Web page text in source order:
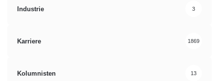
Industrie 3
Karriere 1869
Kolumnisten 13